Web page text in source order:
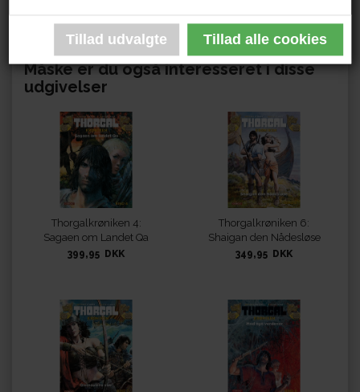
2021 og 2022.
Måske er du også interesseret i disse
udgivelser
Thorgalkrøniken 4:
Sagaen om Landet Qa
399,95 DKK
Thorgalkrøniken 6:
Shaigan den Nådesløse
349,95 DKK